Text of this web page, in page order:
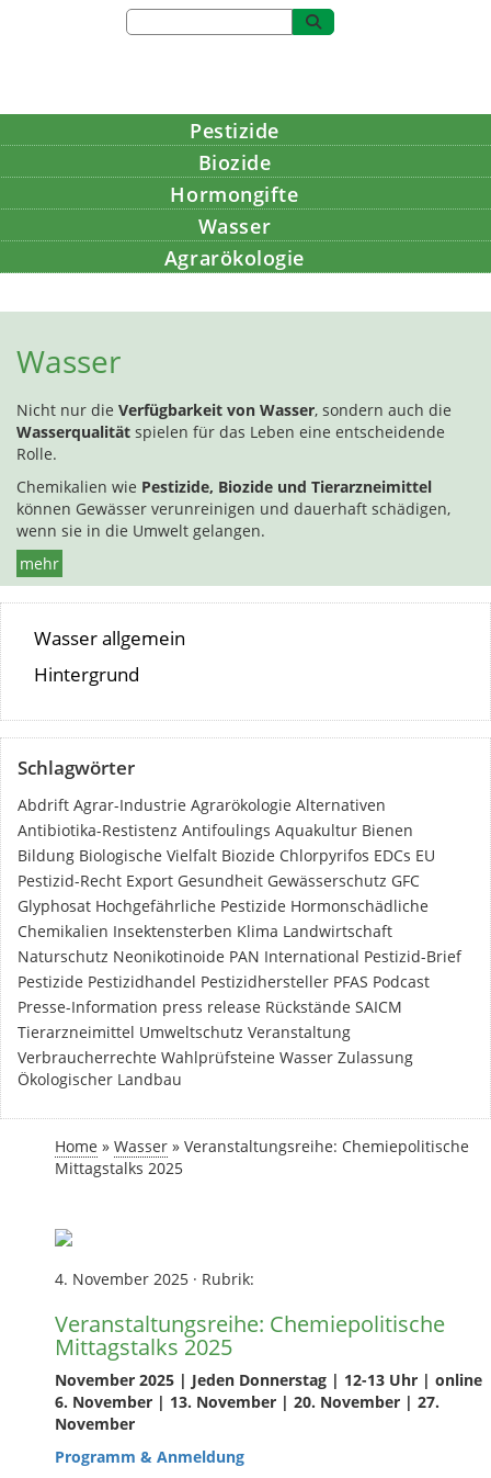
Pestizide
Biozide
Hormongifte
Wasser
Agrarökologie
Wasser
Nicht nur die Verfügbarkeit von Wasser, sondern auch die
Wasserqualität spielen für das Leben eine entscheidende
Rolle.
Chemikalien wie Pestizide, Biozide und Tierarzneimittel
können Gewässer verunreinigen und dauerhaft schädigen,
wenn sie in die Umwelt gelangen.
mehr
Wasser allgemein
Hintergrund
Schlagwörter
Abdrift Agrar-Industrie Agrarökologie Alternativen
Antibiotika-Restistenz Antifoulings Aquakultur Bienen
Bildung Biologische Vielfalt Biozide Chlorpyrifos EDCs EU
Pestizid-Recht Export Gesundheit Gewässerschutz GFC
Glyphosat Hochgefährliche Pestizide Hormonschädliche
Chemikalien Insektensterben Klima Landwirtschaft
Naturschutz Neonikotinoide PAN International Pestizid-Brief
Pestizide Pestizidhandel Pestizidhersteller PFAS Podcast
Presse-Information press release Rückstände SAICM
Tierarzneimittel Umweltschutz Veranstaltung
Verbraucherrechte Wahlprüfsteine Wasser Zulassung
Ökologischer Landbau
Home » Wasser » Veranstaltungsreihe: Chemiepolitische
Mittagstalks 2025
4. November 2025 · Rubrik:
Veranstaltungsreihe: Chemiepolitische
Mittagstalks 2025
November 2025 | Jeden Donnerstag | 12-13 Uhr | online
6. November | 13. November | 20. November | 27.
November
Programm & Anmeldung